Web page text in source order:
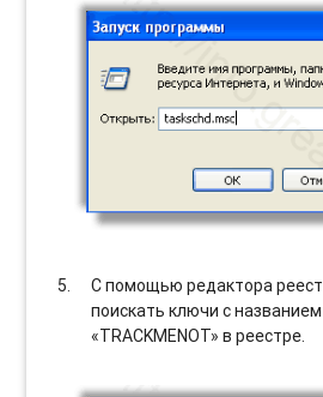
С помощью редактора
поискать ключи с
«TRACKMENOT» в реестре.